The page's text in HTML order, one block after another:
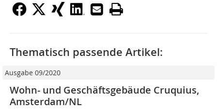
Thematisch passende Artikel:
Ausgabe 09/2020
Wohn- und Geschäftsgebäude Cruquius,
Amsterdam/NL